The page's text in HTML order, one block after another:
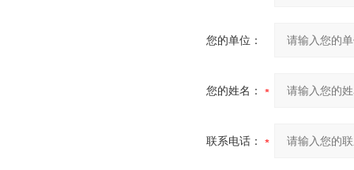
您的单位：
您的姓名：
联系电话：